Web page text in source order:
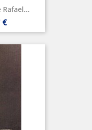
Rafael...
€